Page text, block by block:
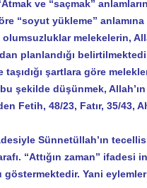
ve “saçmak”
“soyut yükleme”
melekelerin,
planlandığı
şartlara göre
şekilde düşünmek,
Fetih, 48/23, Fatır, 35/43,
Sünnetüllah’ın
“Attığın zaman” ifadesi
Yani